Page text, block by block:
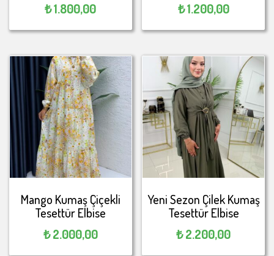
₺1.800,00
₺1.200,00
Mango Kumaş Çiçekli
Tesettür Elbise
₺2.000,00
Yeni Sezon ​Çilek Kumaş
Tesettür Elbise
₺2.200,00